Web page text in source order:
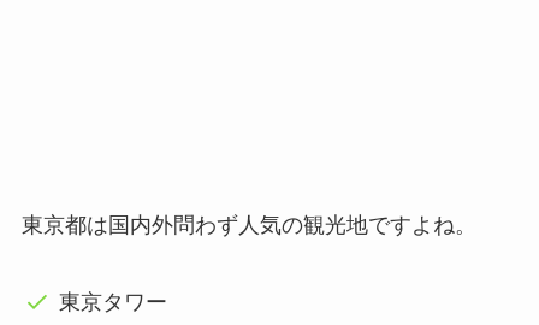
東京都は国内外問わず人気の観光地ですよね。
東京タワー